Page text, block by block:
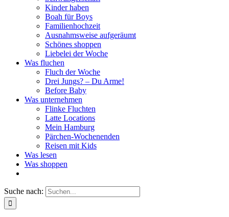
Kinder haben
Boah für Boys
Familienhochzeit
Ausnahmsweise aufgeräumt
Schönes shoppen
Liebelei der Woche
Was fluchen
Fluch der Woche
Drei Jungs? – Du Arme!
Before Baby
Was unternehmen
Flinke Fluchten
Latte Locations
Mein Hamburg
Pärchen-Wochenenden
Reisen mit Kids
Was lesen
Was shoppen
Suche nach: